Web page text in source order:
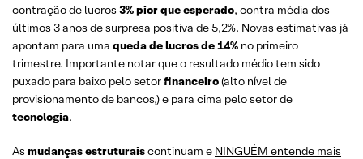
contração de lucros 3% pior que esperado, contra média dos
últimos 3 anos de surpresa positiva de 5,2%. Novas estimativas já
apontam para uma queda de lucros de 14% no primeiro
trimestre. Importante notar que o resultado médio tem sido
puxado para baixo pelo setorfinanceiro(alto nível de
provisionamento de bancos,) e para cima pelo setor de
tecnologia.
As mudanças estruturaiscontinuam e NINGUÉM entende mais